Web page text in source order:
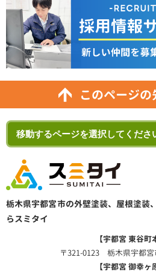
このページ
栃木県宇都宮市の外壁塗装、屋根塗装
らスミタイ
【宇都宮 東谷町
〒321-0123 栃木県宇都宮
【宇都宮 御幸ヶ